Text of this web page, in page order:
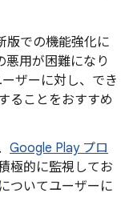
版での機能強化に
悪用が困難になり
ザーに対し、でき
ることをおすすめ
Google Play プロ
極的に監視してお
についてユーザーに